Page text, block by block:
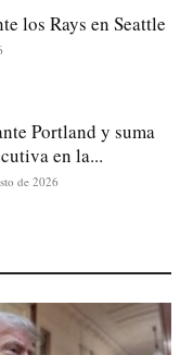
los Rays en Seattle
Portland y suma
en la...
de 2026